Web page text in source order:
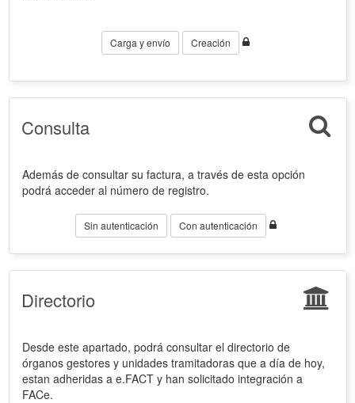
Carga y envío Creación
Consulta
Además de consultar su factura, a través de esta opción
podrá acceder al número de registro.
Sin autenticación Con autenticación
Directorio
Desde este apartado, podrá consultar el directorio de
órganos gestores y unidades tramitadoras que a día de hoy,
estan adheridas a e.FACT y han solicitado integración a
FACe.